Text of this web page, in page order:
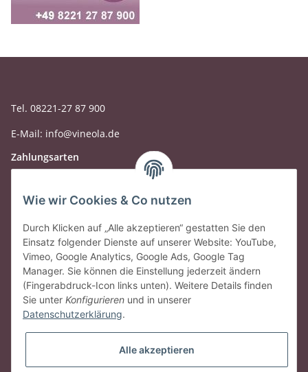
Tel. 08221-27 87 900
E-Mail: info@vineola.de
Zahlungsarten
Wie wir Cookies & Co nutzen
Durch Klicken auf „Alle akzeptieren“ gestatten Sie den
Einsatz folgender Dienste auf unserer Website: YouTube,
Vimeo, Google Analytics, Google Ads, Google Tag
Manager. Sie können die Einstellung jederzeit ändern
(Fingerabdruck-Icon links unten). Weitere Details finden
Sie unter Konfigurieren und in unserer
Datenschutzerklärung.
Alle akzeptieren